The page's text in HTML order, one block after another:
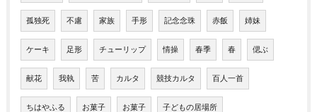
孤独死 不慮 家族 手形 記念念珠 赤飯 姉妹
ケーキ 足形 チューリップ 情操 春季 春 偲ぶ
献花 我執 苦 カルタ 競技カルタ 百人一首
ちはやふる お菓子 お菓子 子どもの居場所